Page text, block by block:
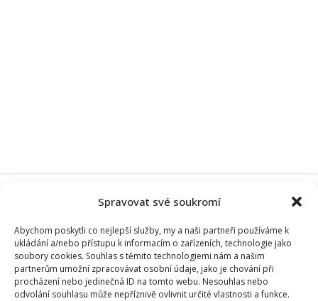
Spravovat své soukromí
Abychom poskytli co nejlepší služby, my a naši partneři používáme k
ukládání a/nebo přístupu k informacím o zařízeních, technologie jako
soubory cookies. Souhlas s těmito technologiemi nám a našim
partnerům umožní zpracovávat osobní údaje, jako je chování při
procházení nebo jedinečná ID na tomto webu. Nesouhlas nebo
odvolání souhlasu může nepříznivě ovlivnit určité vlastnosti a funkce.